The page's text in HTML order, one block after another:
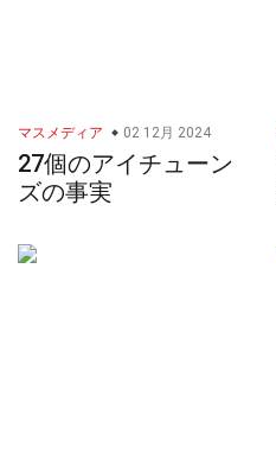
マスメディア 02 12月 2024
27個のアイチューン
ズの事実